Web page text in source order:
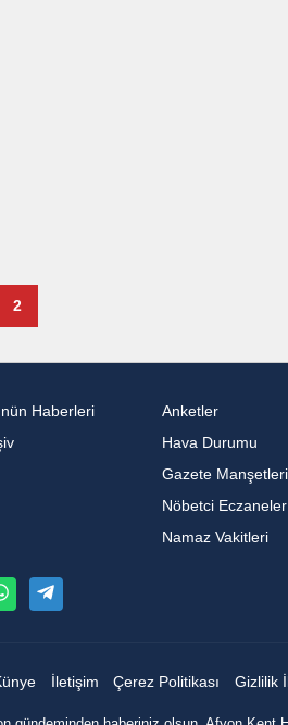
2
Haberleri
Anketler
Hava Durumu
Gazete Manşetleri
Nöbetci Eczaneler
Namaz Vakitleri
İletişim Çerez Politikası Gizlilik